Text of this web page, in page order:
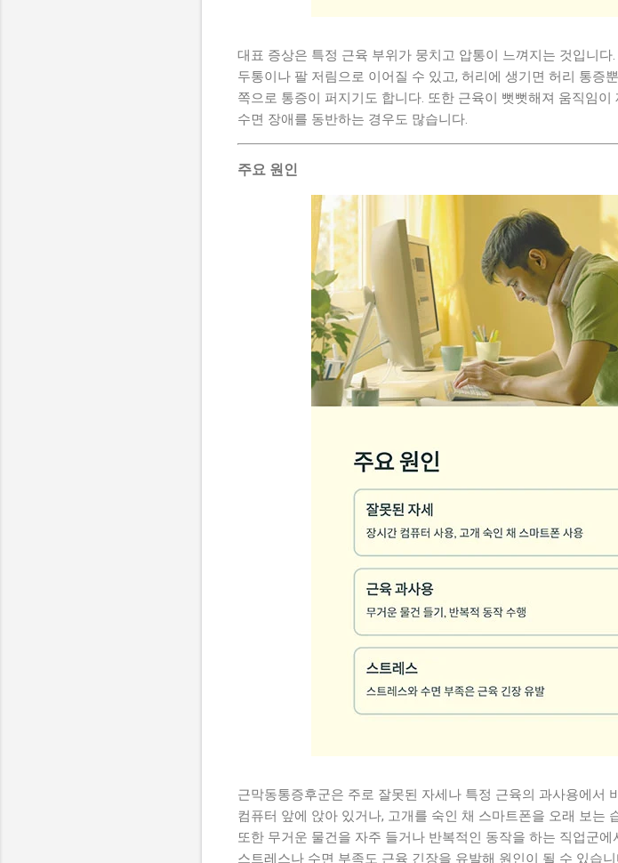
대표 증상은 특정 근육 부위가 뭉치고 압통이 느껴지는 것입니다
두통이나 팔 저림으로 이어질 수 있고, 허리에 생기면 허리 통증
쪽으로 통증이 퍼지기도 합니다. 또한 근육이 뻣뻣해져 움직임이
수면 장애를 동반하는 경우도 많습니다.
주요 원인
근막동통증후군은 주로 잘못된 자세나 특정 근육의 과사용에서
컴퓨터 앞에 앉아 있거나, 고개를 숙인 채 스마트폰을 오래 보는
또한 무거운 물건을 자주 들거나 반복적인 동작을 하는 직업군에
스트레스나 수면 부족도 근육 긴장을 유발해 원인이 될 수 있습니